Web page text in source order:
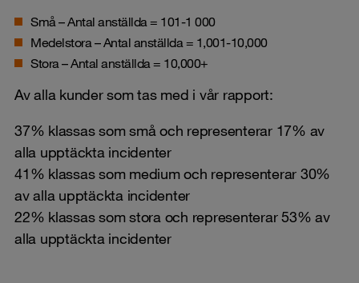
Små – Antal anställda = 101-1 000
Medelstora – Antal anställda = 1,001-10,000
Stora – Antal anställda = 10,000+
Av alla kunder som tas med i vår rapport:
37% klassas som små och representerar 17% av
alla upptäckta incidenter
41% klassas som medium och representerar 30%
av alla upptäckta incidenter
22% klassas som stora och representerar 53% av
alla upptäckta incidenter